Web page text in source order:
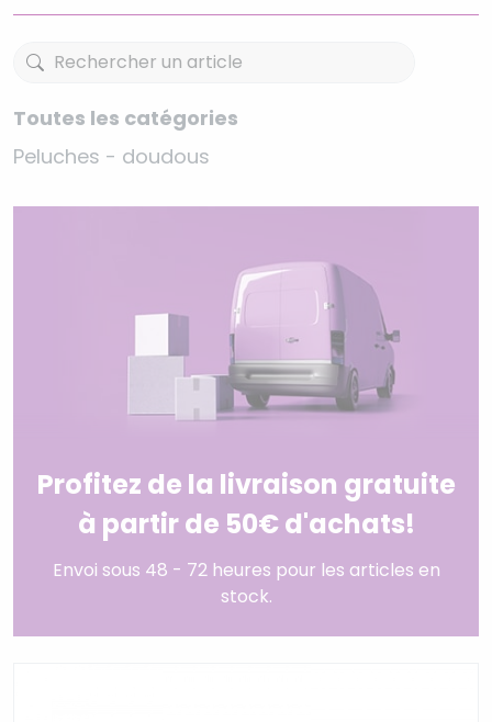
Toutes les catégories
Peluches - doudous
Profitez de la livraison gratuite
à partir de 50€ d'achats!
Envoi sous 48 - 72 heures pour les articles en
stock.